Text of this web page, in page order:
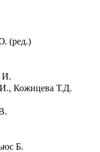
(ред.)
И.
Кожицева Т.Д.
Б.